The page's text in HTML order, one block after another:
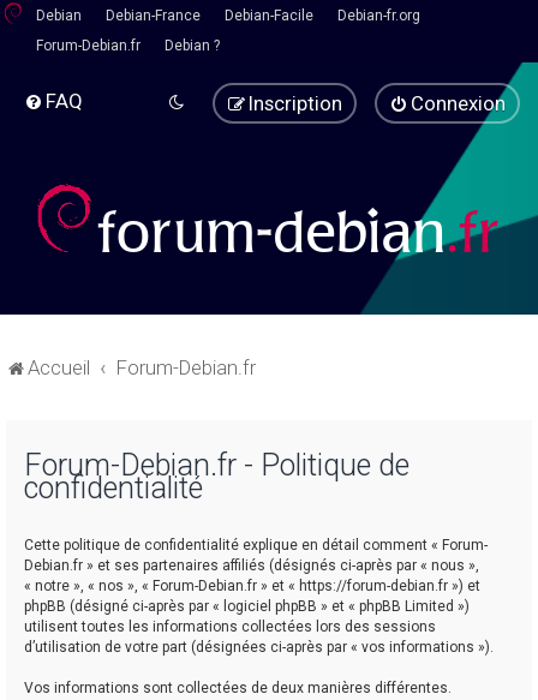
Debian Debian-France Debian-Facile
Debian-fr.org
Forum-Debian.fr
Debian ?
FAQ Connexion
Inscription
Accueil Forum-Debian.fr
Forum-Debian.fr - Politique de
confidentialité
Cette politique de confidentialité explique en détail comment « Forum-
Debian.fr » et ses partenaires affiliés (désignés ci-après par « nous »,
« notre », « nos », « Forum-Debian.fr » et « https://forum-debian.fr ») et
phpBB (désigné ci-après par « logiciel phpBB » et « phpBB Limited »)
utilisent toutes les informations collectées lors des sessions
d’utilisation de votre part (désignées ci-après par « vos informations »).
Vos informations sont collectées de deux manières différentes.